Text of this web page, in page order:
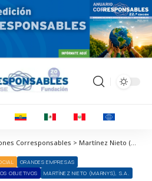
Corresponsables > Organizaciones Corresponsables > Martínez Nieto (Marnys), S.A. > MARNYS celebra en casa su participación en Vitafoods Europe 2025, por primera vez en España
GRANDES EMPRESAS
OBJETIVOS
MARTÍNEZ NIETO (MARNYS), S.A.